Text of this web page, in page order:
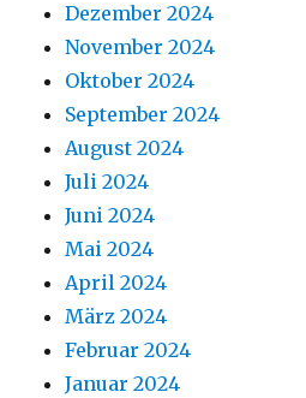
Dezember 2024
November 2024
Oktober 2024
September 2024
August 2024
Juli 2024
Juni 2024
Mai 2024
April 2024
März 2024
Februar 2024
Januar 2024